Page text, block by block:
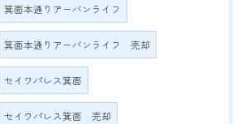
箕面本通りアーバンライフ
箕面本通りアーバンライフ 売却
セイワパレス箕面
セイワパレス箕面 売却